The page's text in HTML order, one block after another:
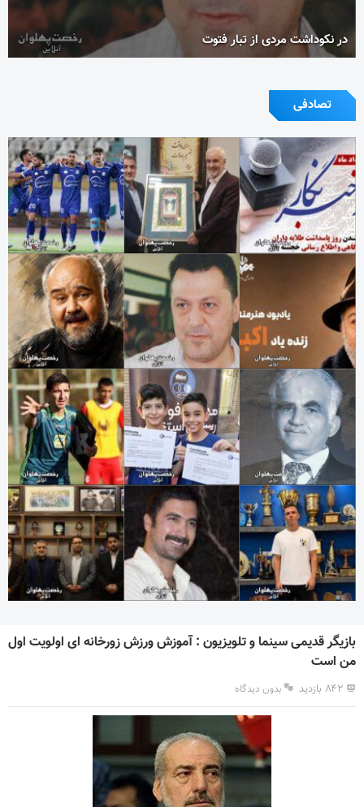
در نکوداشت مردی از تبار فتوت
تصادفی
بازیگر قدیمی سینما و تلویزیون : آموزش ورزش زورخانه ای اولویت اول
من است
۸۴۲ بازدید بدون دیدگاه